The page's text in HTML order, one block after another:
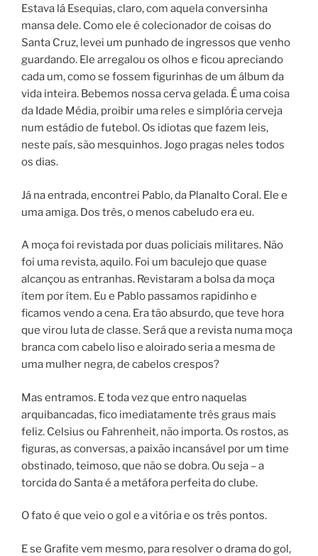
Estava lá Esequias, claro, com aquela conversinha
mansa dele. Como ele é colecionador de coisas do
Santa Cruz, levei um punhado de ingressos que venho
guardando. Ele arregalou os olhos e ficou apreciando
cada um, como se fossem figurinhas de um álbum da
vida inteira. Bebemos nossa cerva gelada. É uma coisa
da Idade Média, proibir uma reles e simplória cerveja
num estádio de futebol. Os idiotas que fazem leis,
neste país, são mesquinhos. Jogo pragas neles todos
os dias.
Já na entrada, encontrei Pablo, da Planalto Coral. Ele e
uma amiga. Dos três, o menos cabeludo era eu.
A moça foi revistada por duas policiais militares. Não
foi uma revista, aquilo. Foi um baculejo que quase
alcançou as entranhas. Revistaram a bolsa da moça
ítem por ítem. Eu e Pablo passamos rapidinho e
ficamos vendo a cena. Era tão absurdo, que teve hora
que virou luta de classe. Será que a revista numa moça
branca com cabelo liso e aloirado seria a mesma de
uma mulher negra, de cabelos crespos?
Mas entramos. E toda vez que entro naquelas
arquibancadas, fico imediatamente três graus mais
feliz. Celsius ou Fahrenheit, não importa. Os rostos, as
figuras, as conversas, a paixão incansável por um time
obstinado, teimoso, que não se dobra. Ou seja – a
torcida do Santa é a metáfora perfeita do clube.
O fato é que veio o gol e a vitória e os três pontos.
E se Grafite vem mesmo, para resolver o drama do gol,